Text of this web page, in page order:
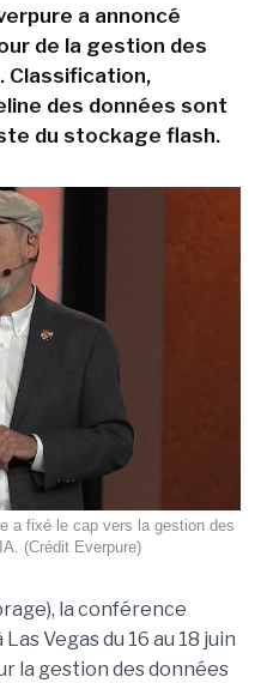
a annoncé
de la gestion des
Classification,
des données sont
du stockage flash.
a fixé le cap vers la gestion des
(Crédit Everpure)
la conférence
Vegas du 16 au 18 juin
la gestion des données